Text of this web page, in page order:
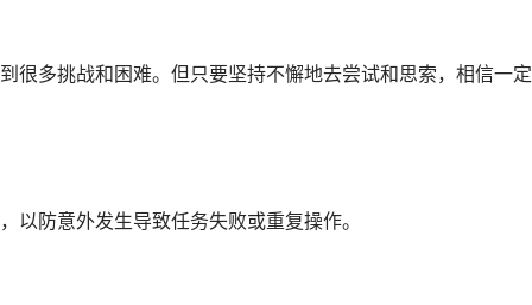
很多挑战和困难。但只要坚持不懈地去尝试和思索，相信一
以防意外发生导致任务失败或重复操作。